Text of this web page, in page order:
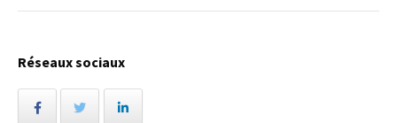
Réseaux sociaux